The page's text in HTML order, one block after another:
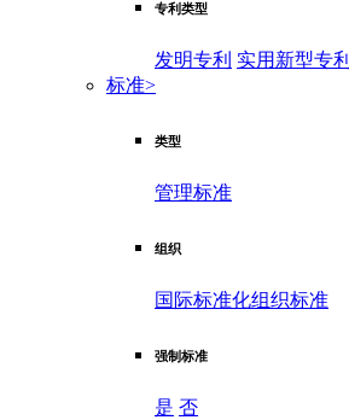
专利类型
发明专利 实用新型专利
标准>
类型
管理标准
组织
国际标准化组织标准
强制标准
是 否